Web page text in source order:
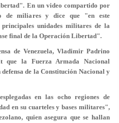
En un video compartido por
de miliares y dice que "en este
unidades militares de la
final de la Operación Libertad".
de Venezuela, Vladimir Padrino
que la Fuerza Armada Nacional
defensa de la Constitución Nacionaly
en las ocho regiones de
en su cuarteles y bases militares",
quien asegura que se hallan